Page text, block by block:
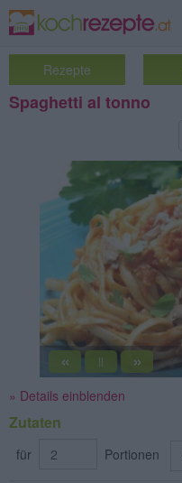
Rezepte
Spaghetti al tonno
« || »
» Details einblenden
Zutaten
für Portionen